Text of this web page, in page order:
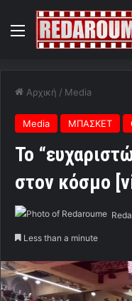
Menu
Αρχική / Media
Media ΜΠΑΣΚΕΤ
To
στον κόσμο
Less than a minute